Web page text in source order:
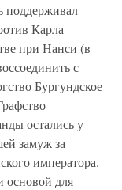
поддерживал
Карла
при Нанси (в
с
Бургундское
остались у
замуж за
императора.
основой для